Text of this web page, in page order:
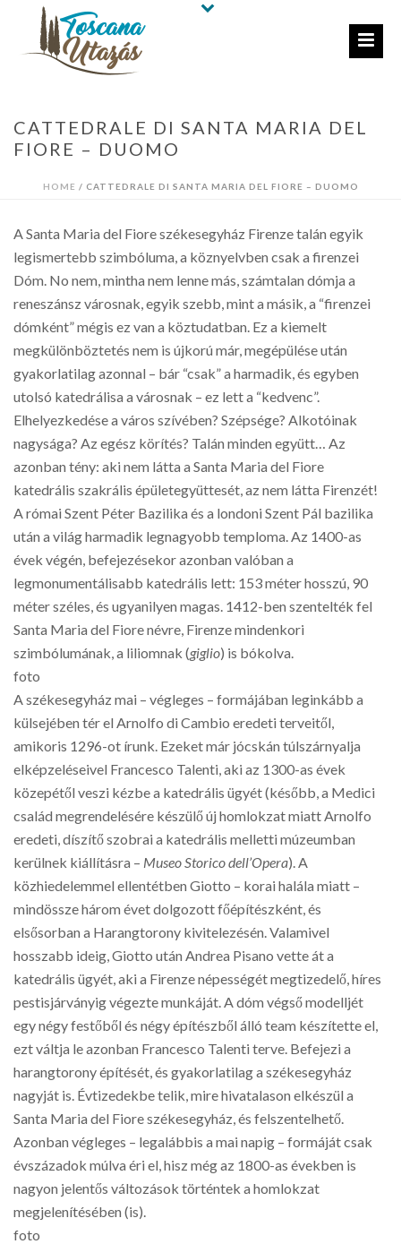
CATTEDRALE DI SANTA MARIA DEL
FIORE – DUOMO
HOME / CATTEDRALE DI SANTA MARIA DEL FIORE – DUOMO
A Santa Maria del Fiore székesegyház Firenze talán egyik
legismertebb szimbóluma, a köznyelvben csak a firenzei
Dóm. No nem, mintha nem lenne más, számtalan dómja a
reneszánsz városnak, egyik szebb, mint a másik, a “firenzei
dómként” mégis ez van a köztudatban. Ez a kiemelt
megkülönböztetés nem is újkorú már, megépülése után
gyakorlatilag azonnal – bár “csak” a harmadik, és egyben
utolsó katedrálisa a városnak – ez lett a “kedvenc”.
Elhelyezkedése a város szívében? Szépsége? Alkotóinak
nagysága? Az egész körítés? Talán minden együtt… Az
azonban tény: aki nem látta a Santa Maria del Fiore
katedrális szakrális épületegyüttesét, az nem látta Firenzét!
A római Szent Péter Bazilika és a londoni Szent Pál bazilika
után a világ harmadik legnagyobb temploma. Az 1400-as
évek végén, befejezésekor azonban valóban a
legmonumentálisabb katedrális lett: 153 méter hosszú, 90
méter széles, és ugyanilyen magas. 1412-ben szentelték fel
Santa Maria del Fiore névre, Firenze mindenkori
szimbólumának, a liliomnak (giglio) is bókolva.
foto
A székesegyház mai – végleges – formájában leginkább a
külsejében tér el Arnolfo di Cambio eredeti terveitől,
amikoris 1296-ot írunk. Ezeket már jócskán túlszárnyalja
elképzeléseivel Francesco Talenti, aki az 1300-as évek
közepétől veszi kézbe a katedrális ügyét (később, a Medici
család megrendelésére készülő új homlokzat miatt Arnolfo
eredeti, díszítő szobrai a katedrális melletti múzeumban
kerülnek kiállításra – Museo Storico dell’Opera). A
közhiedelemmel ellentétben Giotto – korai halála miatt –
mindössze három évet dolgozott főépítészként, és
elsősorban a Harangtorony kivitelezésén. Valamivel
hosszabb ideig, Giotto után Andrea Pisano vette át a
katedrális ügyét, aki a Firenze népességét megtizedelő, híres
pestisjárványig végezte munkáját. A dóm végső modelljét
egy négy festőből és négy építészből álló team készítette el,
ezt váltja le azonban Francesco Talenti terve. Befejezi a
harangtorony építését, és gyakorlatilag a székesegyház
nagyját is. Évtizedekbe telik, mire hivatalason elkészül a
Santa Maria del Fiore székesegyház, és felszentelhető.
Azonban végleges – legalábbis a mai napig – formáját csak
évszázadok múlva éri el, hisz még az 1800-as években is
nagyon jelentős változások történtek a homlokzat
megjelenítésében (is).
foto